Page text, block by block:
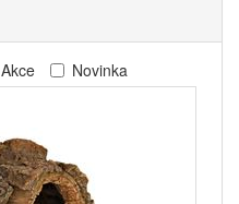
Akce Novinka